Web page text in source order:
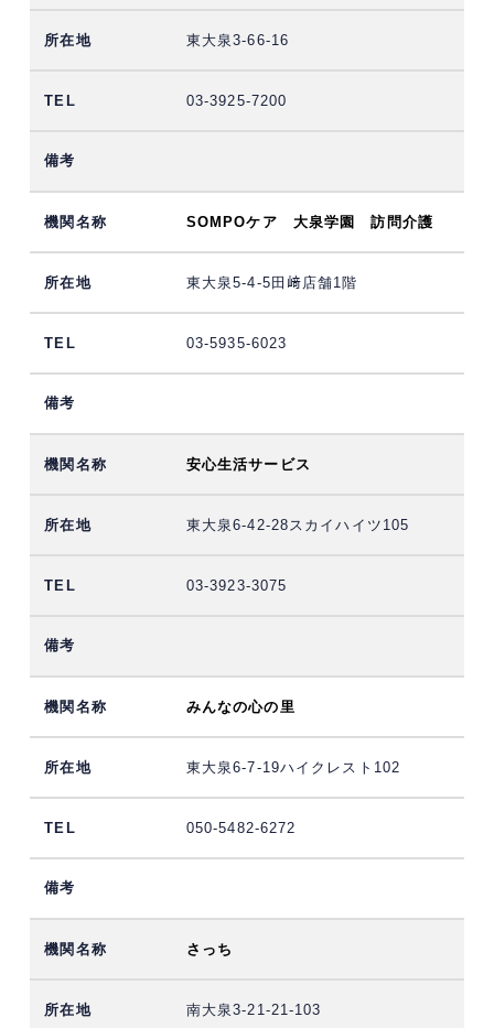
東大泉3-66-16
03-3925-7200
SOMPOケア 大泉学園 訪問介護
東大泉5-4-5田﨑店舗1階
03-5935-6023
安心生活サービス
東大泉6-42-28スカイハイツ105
03-3923-3075
みんなの心の里
東大泉6-7-19ハイクレスト102
050-5482-6272
さっち
南大泉3-21-21-103